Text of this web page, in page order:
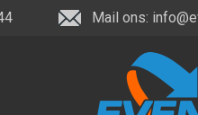
Mail ons: